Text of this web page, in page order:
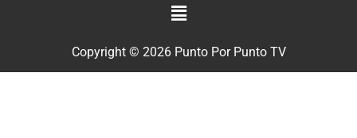
Copyright © 2026 Punto Por Punto TV